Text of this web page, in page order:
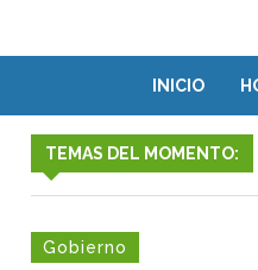
INICIO
TEMAS DEL MOMENTO:
Gobierno